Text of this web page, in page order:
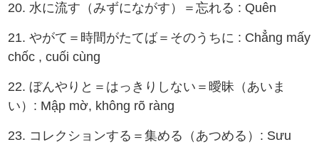
20. 水に流す（みずにながす）＝忘れる : Quên
21. やがて＝時間がたてば＝そのうちに : Chẳng mấy
chốc , cuối cùng
22. ぼんやりと＝はっきりしない＝曖昧（あいま
い）: Mập mờ, không rõ ràng
23. コレクションする＝集める（あつめる）: Sưu